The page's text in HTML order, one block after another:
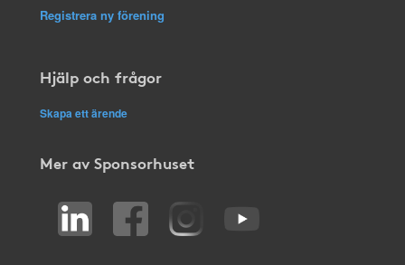
Registrera ny förening
Hjälp och frågor
Skapa ett ärende
Mer av Sponsorhuset